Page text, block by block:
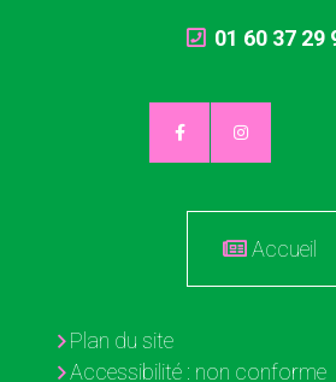
01 60 37 29
Accueil
Plan du site
Accessibilité : non conforme